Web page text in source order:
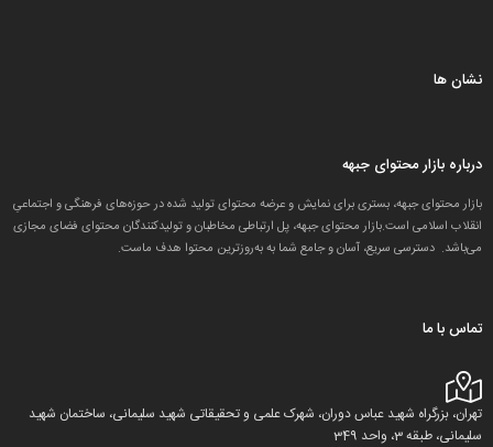
نشان ها
درباره بازار محتوای جبهه
بازار محتوای جبهه، بستری برای نمایش و عرضه محتوای تولید شده در حوزه‌های فرهنگی و اجتماعیِ
انقلاب اسلامی است.بازار محتوای جبهه، پل ارتباطی مخاطبان و تولید‌کنندگان محتوای فضای مجازی
می‌باشد. دسترسی سریع، آسان و جامع شما به به‌روزترین محتوا هدف ماست.
تماس با ما
تهران، بزرگراه شهید عباس دوران، شهرک علمی و تحقیقاتی شهید سلیمانی، ساختمان شهید
سلیمانی، طبقه 3، واحد 349